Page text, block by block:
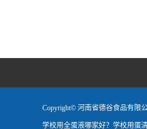
Copyright© 河南省德谷食品有限
学校用全蛋液哪家好？学校用蛋